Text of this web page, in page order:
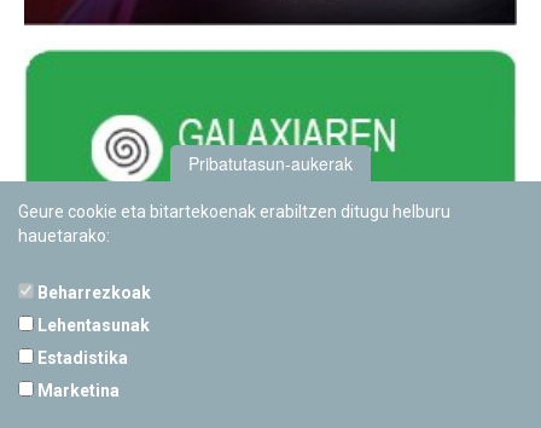
Pribatutasun-aukerak
Geure cookie eta bitartekoenak erabiltzen ditugu helburu
hauetarako:
Beharrezkoak
Lehentasunak
Estadistika
Marketina